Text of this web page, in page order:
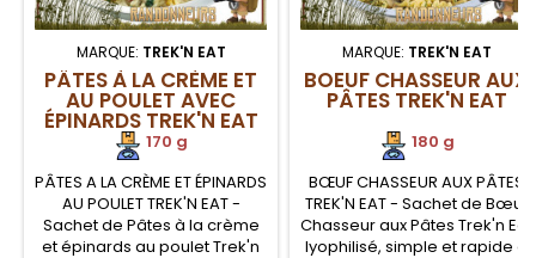
MARQUE: TREK'N EAT
PÂTES À LA CRÈME ET
AU POULET AVEC
ÉPINARDS TREK'N EAT
170 g
PÂTES A LA CRÈME ET ÉPINARDS
AU POULET TREK'N EAT -
Sachet de Pâtes à la crème
et épinards au poulet Trek'n
MARQUE: TREK'N EAT
BOEUF CHASSEUR AUX
PÂTES TREK'N EAT
180 g
BŒUF CHASSEUR AUX PÂTES
TREK'N EAT - Sachet de Bœuf
Chasseur aux Pâtes Trek'n Eat
lyophilisé, simple et rapide à